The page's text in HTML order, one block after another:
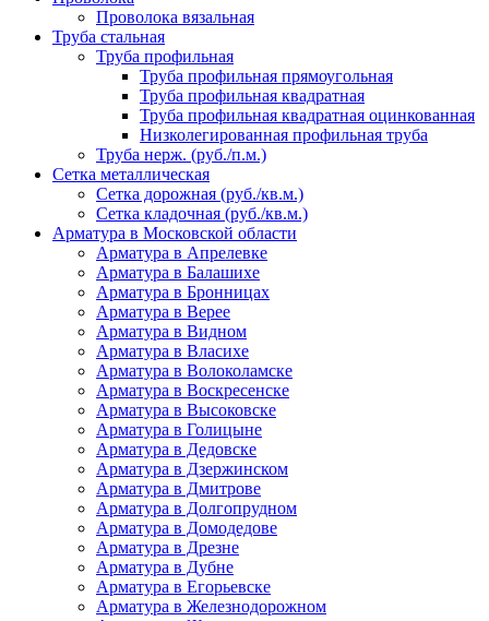
Проволока вязальная
Труба стальная
Труба профильная
Труба профильная прямоугольная
Труба профильная квадратная
Труба профильная квадратная оцинкованная
Низколегированная профильная труба
Труба нерж. (руб./п.м.)
Сетка металлическая
Сетка дорожная (руб./кв.м.)
Сетка кладочная (руб./кв.м.)
Арматура в Московской области
Арматура в Апрелевке
Арматура в Балашихе
Арматура в Бронницах
Арматура в Верее
Арматура в Видном
Арматура в Власихе
Арматура в Волоколамске
Арматура в Воскресенске
Арматура в Высоковске
Арматура в Голицыне
Арматура в Дедовске
Арматура в Дзержинском
Арматура в Дмитрове
Арматура в Долгопрудном
Арматура в Домодедове
Арматура в Дрезне
Арматура в Дубне
Арматура в Егорьевске
Арматура в Железнодорожном